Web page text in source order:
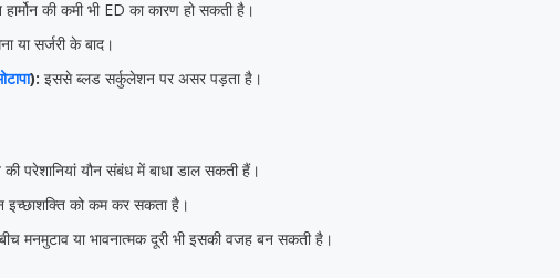
हार्मोन की कमी भी ED का कारण हो सकती है।
या सर्जरी के बाद।
): इससे ब्लड सर्कुलेशन पर असर पड़ता है।
परेशानियां यौन संबंध में बाधा डाल सकती हैं।
इच्छाशक्ति को कम कर सकता है।
मनमुटाव या भावनात्मक दूरी भी इसकी वजह बन सकती है।